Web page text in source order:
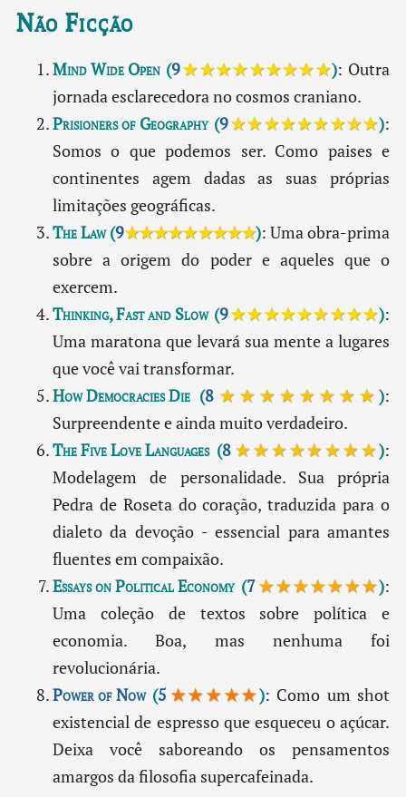
Não Ficção
Mind Wide Open(9★★★★★★★★★): Outra
jornada esclarecedora no cosmos craniano.
Prisioners of Geography(9★★★★★★★★★):
Somos o que podemos ser. Como paises e
continentes agem dadas as suas próprias
limitações geográficas.
The Law(9★★★★★★★★★): Uma obra-prima
sobre a origem do poder e aqueles que o
exercem.
Thinking, Fast and Slow(9★★★★★★★★★):
Uma maratona que levará sua mente a lugares
que você vai transformar.
How Democracies Die(8★★★★★★★★):
Surpreendente e ainda muito verdadeiro.
The Five Love Languages(8★★★★★★★★):
Modelagem de personalidade. Sua própria
Pedra de Roseta do coração, traduzida para o
dialeto da devoção - essencial para amantes
fluentes em compaixão.
Essays on Political Economy(7★★★★★★★):
Uma coleção de textos sobre política e
economia. Boa, mas nenhuma foi
revolucionária.
Power of Now(5 ★★★★★): Como um shot
existencial de espresso que esqueceu o açúcar.
Deixa você saboreando os pensamentos
amargos da filosofia supercafeinada.